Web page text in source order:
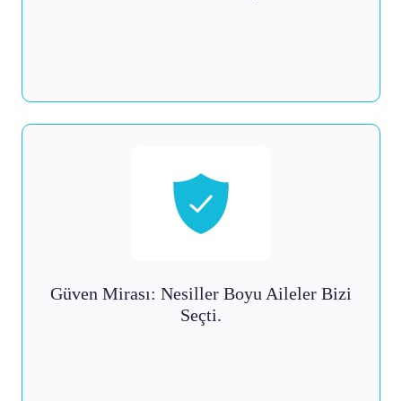
Güven Mirası: Nesiller Boyu Aileler Bizi
Seçti.